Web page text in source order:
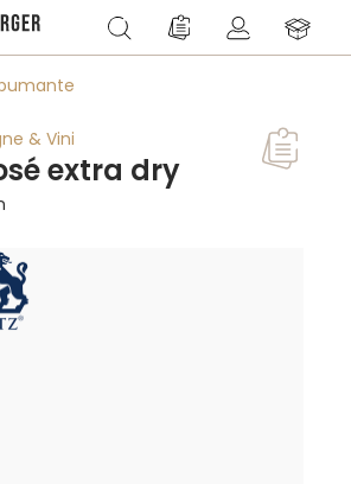
Du hast 0 Produkte
& Vini
extra dry